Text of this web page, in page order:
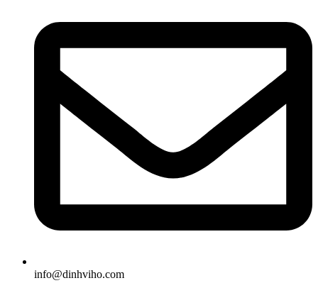
info@dinhviho.com